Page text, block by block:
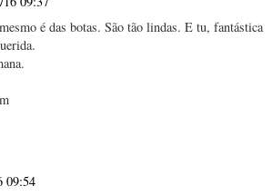
é das botas. São tão lindas. E tu, fantástica
09:54